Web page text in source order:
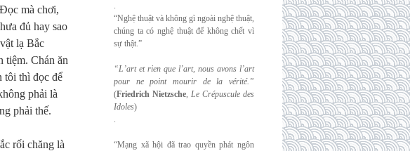
mà chơi,
đủ hay sao
lạ Bắc
tiệm. Chán ăn
tôi thì đọc để
phải là
phải thế.
rối chăng là
.
“Nghệ thuật và không gì ngoài nghệ thuật,
chúng ta có nghệ thuật để không chết vì
sự thật.”
“L’art et rien que l’art, nous avons l’art
pour ne point mourir de la vérité.”
(Friedrich Nietzsche, Le Crépuscule des
Idoles)
.
“Mạng xã hội đã trao quyền phát ngôn